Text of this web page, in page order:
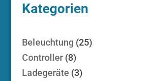
Kategorien
Beleuchtung 2525
Controller 88
Produkte
Ladegeräte 33